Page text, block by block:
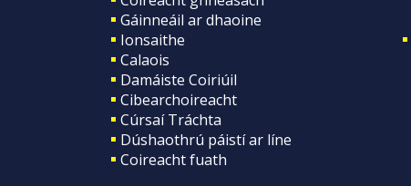
Gáinneáil ar dhaoine
Ionsaithe
Calaois
Damáiste Coiriúil
Cibearchoireacht
Cúrsaí Tráchta
Dúshaothrú páistí ar líne
Coireacht fuath